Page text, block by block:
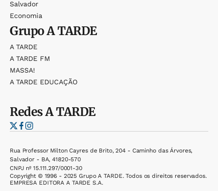
Salvador
Economia
GrupoA TARDE
A TARDE
A TARDE FM
MASSA!
A TARDE EDUCAÇÃO
RedesA TARDE
Rua Professor Milton Cayres de Brito, 204 - Caminho das Árvores,
Salvador - BA, 41820-570
CNPJ nº 15.111.297/0001-30
Copyright © 1996 - 2025 Grupo A TARDE. Todos os direitos reservados.
EMPRESA EDITORA A TARDE S.A.